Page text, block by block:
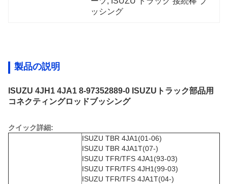
ッシング
製品の説明
ISUZU 4JH1 4JA1 8-97352889-0 ISUZUトラック部品用
コネクティングロッドブッシング
クイック詳細:
ISUZU TBR 4JA1(01-06)
ISUZU TBR 4JA1T(07-)
ISUZU TFR/TFS 4JA1(93-03)
ISUZU TFR/TFS 4JH1(99-03)
ISUZU TFR/TFS 4JA1T(04-)